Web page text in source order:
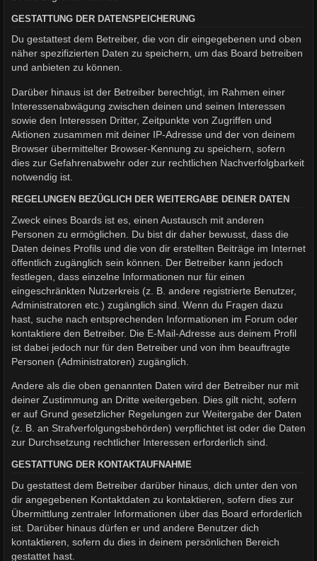
GESTATTUNG DER DATENSPEICHERUNG
Du gestattest dem Betreiber, die von dir eingegebenen und oben
näher spezifizierten Daten zu speichern, um das Board betreiben
und anbieten zu können.
Darüber hinaus ist der Betreiber berechtigt, im Rahmen einer
Interessenabwägung zwischen deinen und seinen Interessen
sowie den Interessen Dritter, Zeitpunkte von Zugriffen und
Aktionen zusammen mit deiner IP-Adresse und der von deinem
Browser übermittelter Browser-Kennung zu speichern, sofern
dies zur Gefahrenabwehr oder zur rechtlichen Nachverfolgbarkeit
notwendig ist.
REGELUNGEN BEZÜGLICH DER WEITERGABE DEINER DATEN
Zweck eines Boards ist es, einen Austausch mit anderen
Personen zu ermöglichen. Du bist dir daher bewusst, dass die
Daten deines Profils und die von dir erstellten Beiträge im Internet
öffentlich zugänglich sein können. Der Betreiber kann jedoch
festlegen, dass einzelne Informationen nur für einen
eingeschränkten Nutzerkreis (z. B. andere registrierte Benutzer,
Administratoren etc.) zugänglich sind. Wenn du Fragen dazu
hast, suche nach entsprechenden Informationen im Forum oder
kontaktiere den Betreiber. Die E-Mail-Adresse aus deinem Profil
ist dabei jedoch nur für den Betreiber und von ihm beauftragte
Personen (Administratoren) zugänglich.
Andere als die oben genannten Daten wird der Betreiber nur mit
deiner Zustimmung an Dritte weitergeben. Dies gilt nicht, sofern
er auf Grund gesetzlicher Regelungen zur Weitergabe der Daten
(z. B. an Strafverfolgungsbehörden) verpflichtet ist oder die Daten
zur Durchsetzung rechtlicher Interessen erforderlich sind.
GESTATTUNG DER KONTAKTAUFNAHME
Du gestattest dem Betreiber darüber hinaus, dich unter den von
dir angegebenen Kontaktdaten zu kontaktieren, sofern dies zur
Übermittlung zentraler Informationen über das Board erforderlich
ist. Darüber hinaus dürfen er und andere Benutzer dich
kontaktieren, sofern du dies in deinem persönlichen Bereich
gestattet hast.